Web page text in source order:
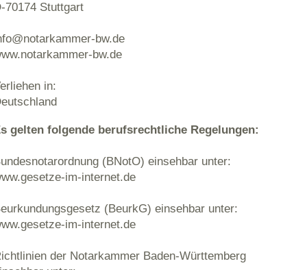
70174 Stuttgart
bw.de
bw.de
in:
gelten folgende berufsrechtliche Regelungen:
(BNotO) einsehbar unter:
im-internet.de
(BeurkG) einsehbar unter:
im-internet.de
der Notarkammer Baden-Württemberg